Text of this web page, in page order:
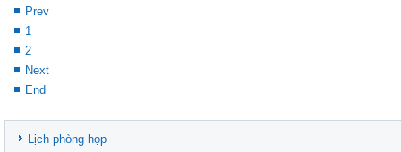
Prev
1
2
Next
End
Lịch phòng họp